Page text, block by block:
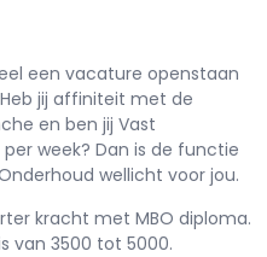
een vacature openstaan
jij affiniteit met de
en ben jij Vast
per week? Dan is de functie
wellicht voor jou.
kracht met MBO diploma.
van 3500 tot 5000.